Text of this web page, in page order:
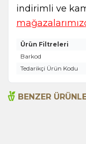
indirimli ve
Ürün Filtreleri
Barkod
Tedarikçi Ürün Kodu
BENZER